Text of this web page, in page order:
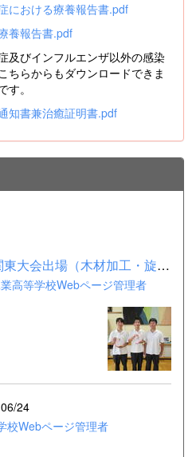
における療養報告書.pdf
養報告書.pdf
及びインフルエンザ以外の感染
ちらからもダウンロードできま
す。
知書兼治癒証明書.pdf
ものづくりコンテスト関東大会出場（木材加工・旋盤）
高等学校Webページ管理者
06/24
校Webページ管理者